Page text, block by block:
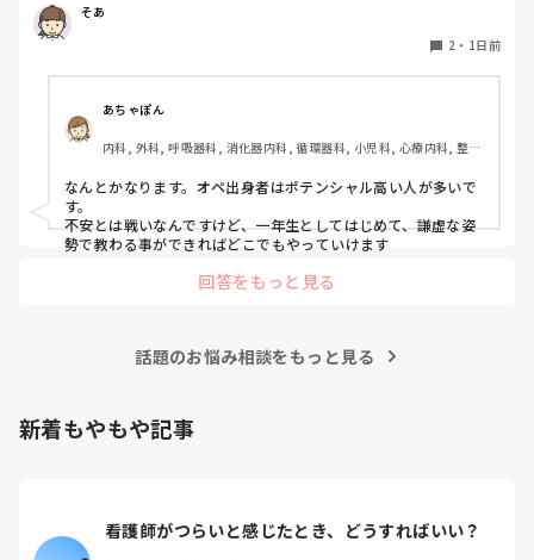
もう一つ、単発のバイトもしたいのですがオペ室経験しかな
い人でも働けるようなところはありますかね。
病棟経験も一度もないので色々と不安でいっぱいです。
そあ
2 ・ 1日前
あちゃぽん
内科, 外科, 呼吸器科, 消化器内科, 循環器科, 小児科, 心療内科, 整形
合診療科, 救急科, 超急性期, ICU, CCU, HCU, その他の科, ママナー
ス, 外来, 神経内科, 脳神経外科, NICU, 消化器外科, 一般病院, 慢性
なんとかなります。オペ出身者はポテンシャル高い人が多いで
す。
不安とは戦いなんですけど、一年生としてはじめて、謙虚な姿
勢で教わる事ができればどこでもやっていけます
回答をもっと見る
話題のお悩み相談をもっと見る
新着もやもや記事
看護師がつらいと感じたとき、どうすればいい？